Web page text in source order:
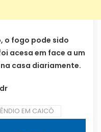
o fogo pode sido
acesa em face a um
casa diariamente.
EM CAICÓ